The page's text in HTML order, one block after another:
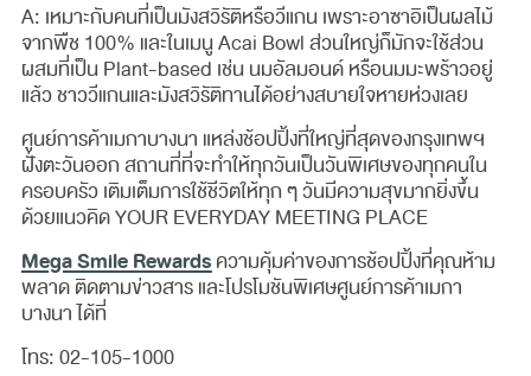
A: เหมาะกับคนที่เป็นมังสวิรัติหรือวีแกน เพราะอาซาอิเป็นผลไม้
จากพืช 100% และในเมนู Acai Bowl ส่วนใหญ่ก็มักจะใช้ส่วน
ผสมที่เป็น Plant-based เช่น นมอัลมอนด์ หรือนมมะพร้าวอยู่
แล้ว ชาววีแกนและมังสวิรัติทานได้อย่างสบายใจหายห่วงเลย
ศูนย์การค้าเมกาบางนา แหล่งช้อปปิ้งที่ใหญ่ที่สุดของกรุงเทพฯ
ฝั่งตะวันออก สถานที่ที่จะทำให้ทุกวันเป็นวันพิเศษของทุกคนใน
ครอบครัว เติมเต็มการใช้ชีวิตให้ทุก ๆ วันมีความสุขมากยิ่งขึ้น
ด้วยแนวคิด YOUR EVERYDAY MEETING PLACE
Mega Smile Rewardsความคุ้มค่าของการช้อปปิ้งที่คุณห้าม
พลาด ติดตามข่าวสาร และโปรโมชันพิเศษศูนย์การค้าเมกา
บางนา ได้ที่
โทร: 02-105-1000